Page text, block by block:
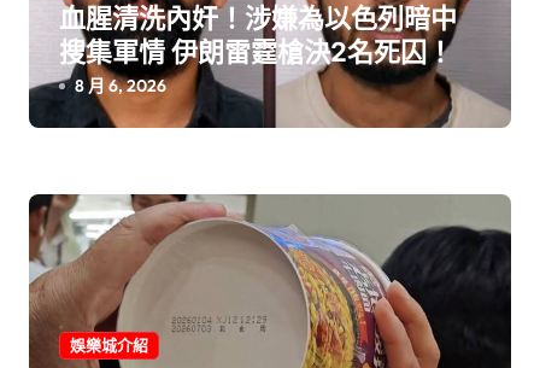
血腥清洗內奸！涉嫌為以色列暗中
搜集軍情 伊朗雷霆槍決2名死囚！
8 月 6, 2026
娛樂城介紹